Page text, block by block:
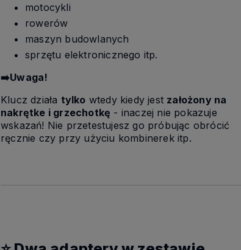
motocykli
rowerów
maszyn budowlanych
sprzętu elektronicznego itp.
➡️Uwaga!
Klucz działa tylko wtedy kiedy jest założony na
nakrętke i grzechotkę - inaczej nie pokazuje
wskazań! Nie przetestujesz go próbując obrócić
ręcznie czy przy użyciu kombinerek itp.